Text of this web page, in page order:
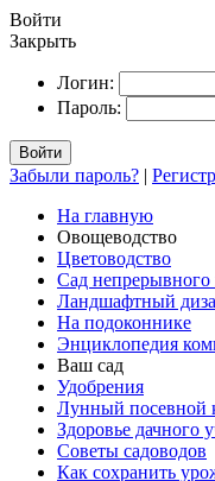
Войти
Закрыть
Логин:
Пароль:
Войти
Забыли пароль? |
На главную
Овощеводство
Цветоводство
Сад непрерывного
Ландшафтный
На подоконнике
Энциклопедия
Ваш сад
Удобрения
Лунный посевной
Здоровье дачного
Советы садоводов
Как сохранить